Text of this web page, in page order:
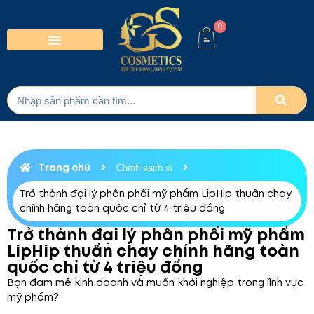
0
Trang chủ Chính sách sỉ
Trở thành đại lý phân phối mỹ phẩm LipHip thuần chay
chính hãng toàn quốc chỉ từ 4 triệu đồng
Trở thành đại lý phân phối mỹ phẩm
LipHip thuần chay chính hãng toàn
quốc chỉ từ 4 triệu đồng
Bạn đam mê kinh doanh và muốn khởi nghiệp trong lĩnh vực
mỹ phẩm?